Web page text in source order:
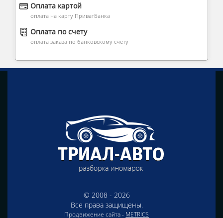
Оплата картой
оплата на карту ПриватБанка
Оплата по счету
оплата заказа по банковскому счету
© 2008 - 2026
Все права защищены.
Продвижение сайта - METRICS